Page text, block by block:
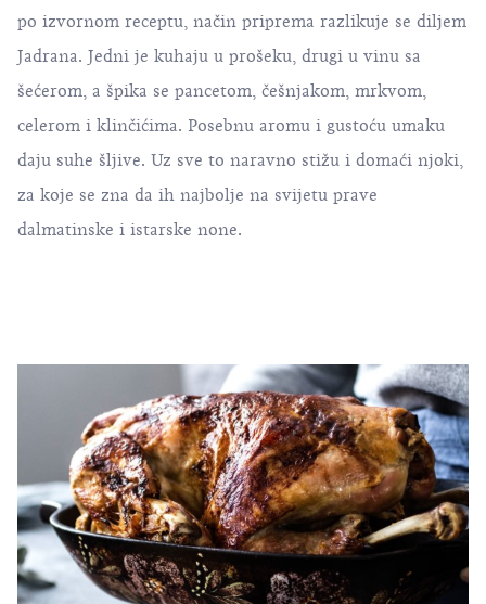
po izvornom receptu, način priprema razlikuje se diljem
Jadrana. Jedni je kuhaju u prošeku, drugi u vinu sa
šećerom, a špika se pancetom, češnjakom, mrkvom,
celerom i klinčićima. Posebnu aromu i gustoću umaku
daju suhe šljive. Uz sve to naravno stižu i domaći njoki,
za koje se zna da ih najbolje na svijetu prave
dalmatinske i istarske none.